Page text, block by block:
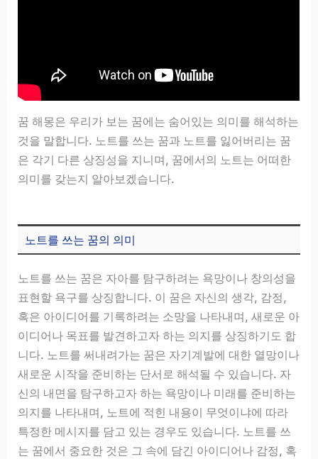
꿈 해몽은 우리가 보는 꿈에는 숨어있는 의미를 해석하는
것을 말합니다. 노트를 쓰는 꿈과 노트를 잃어버리는 꿈
은 각기 다른 상징성을 지니며, 꿈에서의 노트는 어떠한
의미를 갖는지 알아보겠습니다.
노트를 쓰는 꿈의 의미
노트를 쓰는 꿈은 자아를 탐구하려는 욕망이나 창의성을
표현할 욕구를 상징합니다. 이 꿈은 자신의 생각, 감정,
혹은 아이디어를 기록하려는 소망을 나타내며, 새로운 아
이디어나 목표를 발견하고자 하는 의지를 상징하기도 합
니다. 노트를 써내려가는 꿈은 자기계발에 대한 열망이나
새로운 시작을 준비하는 단서로 해석될 수 있습니다. 자
신의 내면을 탐구하고자 하는 욕망이나 미래를 준비하는
의지를 나타내며, 노트에 적힌 내용이 무엇이냐에 따라
특정한 메시지를 담고 있는 경우도 있습니다. 노트를 쓰
는 꿈에서 중요한 것은 그 속에 담긴 아이디어나 감정, 혹